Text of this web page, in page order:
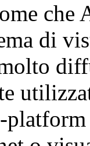
che
di